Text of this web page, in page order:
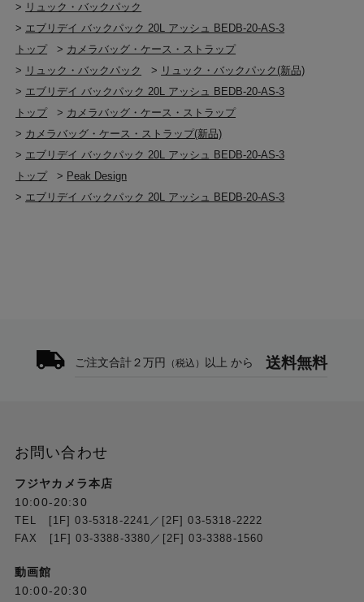
> リュック・バックパック
> エブリデイ バックパック 20L アッシュ BEDB-20-AS-3
トップ
> カメラバッグ・ケース・ストラップ
> リュック・バックパック > リュック・バックパック(新品)
> エブリデイ バックパック 20L アッシュ BEDB-20-AS-3
トップ
> カメラバッグ・ケース・ストラップ
> カメラバッグ・ケース・ストラップ(新品)
> エブリデイ バックパック 20L アッシュ BEDB-20-AS-3
トップ
> Peak Design
> エブリデイ バックパック 20L アッシュ BEDB-20-AS-3
ご注文合計２万円 （税込） 以上 から 送料無料
お問い合わせ
フジヤカメラ本店
10:00-20:30
TEL [1F] 03-5318-2241／[2F] 03-5318-2222
FAX [1F] 03-3388-3380／[2F] 03-3388-1560
動画館
10:00-20:30